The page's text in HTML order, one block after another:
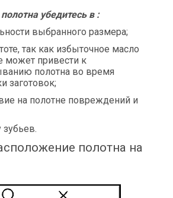
убедитесь в :
выбранного размера;
так как избыточное масло
может привести к
полотна во время
заготовок;
на полотне повреждений и
зубьев.
полотна на